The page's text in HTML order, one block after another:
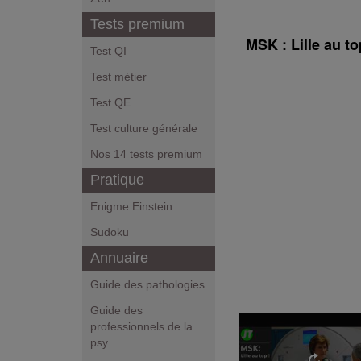
Tests premium
Test QI
Test métier
Test QE
Test culture générale
Nos 14 tests premium
Pratique
Enigme Einstein
Sudoku
Annuaire
Guide des pathologies
Guide des
professionnels de la
psy
MSK : Lille au